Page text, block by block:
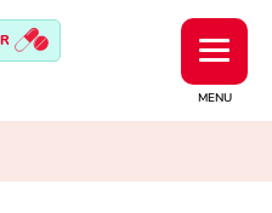
MENU